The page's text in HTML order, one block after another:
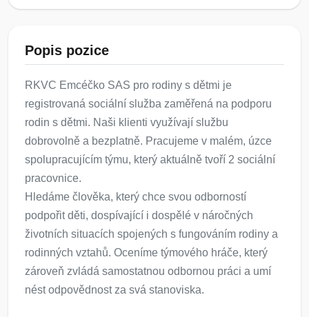
Popis pozice
RKVC Emcéčko SAS pro rodiny s dětmi je
registrovaná sociální služba zaměřená na podporu
rodin s dětmi. Naši klienti využívají službu
dobrovolně a bezplatně. Pracujeme v malém, úzce
spolupracujícím týmu, který aktuálně tvoří 2 sociální
pracovnice.
Hledáme člověka, který chce svou odborností
podpořit děti, dospívající i dospělé v náročných
životních situacích spojených s fungováním rodiny a
rodinných vztahů. Oceníme týmového hráče, který
zároveň zvládá samostatnou odbornou práci a umí
nést odpovědnost za svá stanoviska.